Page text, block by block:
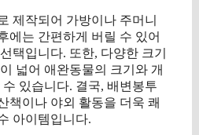
제작되어 가방이나 주머니
에는 간편하게 버릴 수 있어
택입니다. 또한, 다양한 크기
넓어 애완동물의 크기와 개
있습니다. 결국, 배변봉투
책이나 야외 활동을 더욱 쾌
아이템입니다.